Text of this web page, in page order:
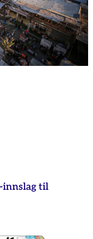
innslag til